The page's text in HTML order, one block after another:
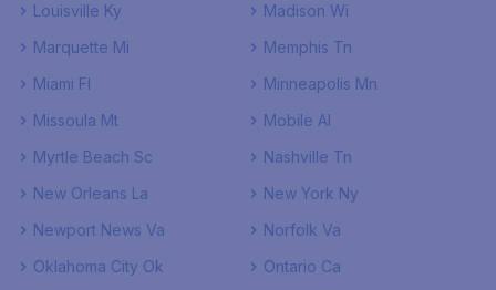
Louisville Ky
Madison Wi
Marquette Mi
Memphis Tn
Miami Fl
Minneapolis Mn
Missoula Mt
Mobile Al
Myrtle Beach Sc
Nashville Tn
New Orleans La
New York Ny
Newport News Va
Norfolk Va
Oklahoma City Ok
Ontario Ca